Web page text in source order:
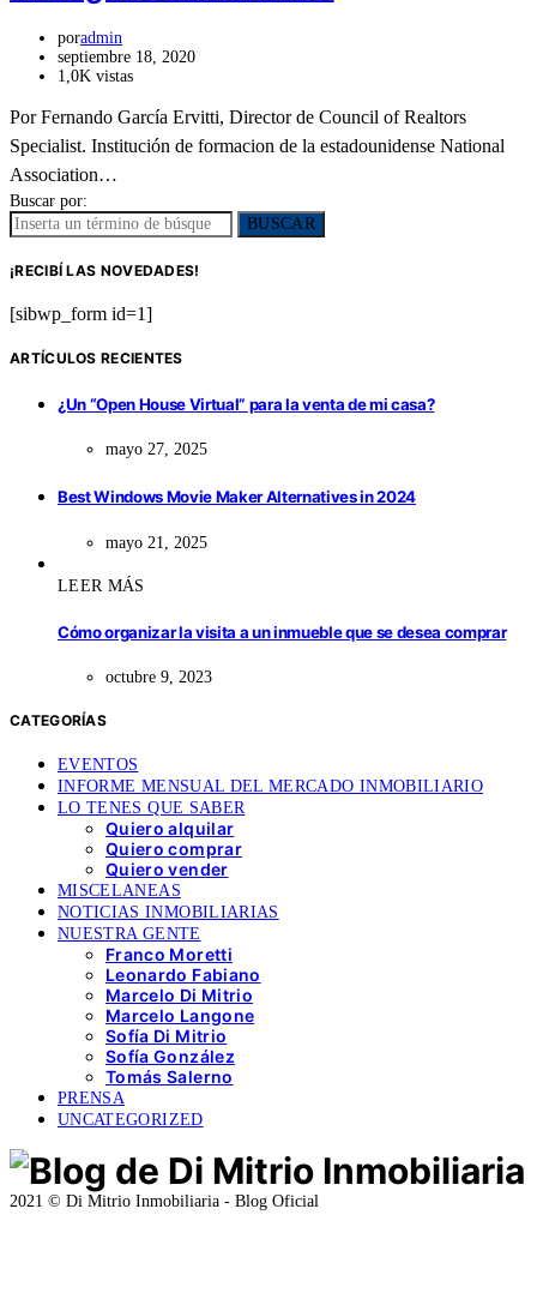
poradmin
septiembre 18, 2020
1,0K vistas
Por Fernando García Ervitti, Director de Council of Realtors
Specialist. Institución de formacion de la estadounidense National
Association…
Buscar por:
BUSCAR
¡RECIBÍ LAS NOVEDADES!
[sibwp_form id=1]
ARTÍCULOS RECIENTES
¿Un “Open House Virtual” para la venta de mi casa?
mayo 27, 2025
Best Windows Movie Maker Alternatives in 2024
mayo 21, 2025
LEER MÁS
Cómo organizar la visita a un inmueble que se desea comprar
octubre 9, 2023
CATEGORÍAS
EVENTOS
INFORME MENSUAL DEL MERCADO INMOBILIARIO
LO TENES QUE SABER
Quiero alquilar
Quiero comprar
Quiero vender
MISCELANEAS
NOTICIAS INMOBILIARIAS
NUESTRA GENTE
Franco Moretti
Leonardo Fabiano
Marcelo Di Mitrio
Marcelo Langone
Sofía Di Mitrio
Sofía González
Tomás Salerno
PRENSA
UNCATEGORIZED
2021 © Di Mitrio Inmobiliaria - Blog Oficial